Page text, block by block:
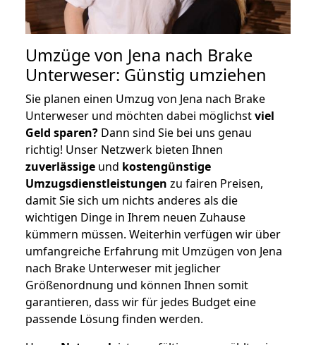
Umzüge von Jena nach Brake
Unterweser: Günstig umziehen
Sie planen einen Umzug von Jena nach Brake
Unterweser und möchten dabei möglichstviel
Geld sparen? Dann sind Sie bei uns genau
richtig! Unser Netzwerk bieten Ihnen
zuverlässige und kostengünstige
Umzugsdienstleistungen zu fairen Preisen,
damit Sie sich um nichts anderes als die
wichtigen Dinge in Ihrem neuen Zuhause
kümmern müssen. Weiterhin verfügen wir über
umfangreiche Erfahrung mit Umzügen von Jena
nach Brake Unterweser mit jeglicher
Größenordnung und können Ihnen somit
garantieren, dass wir für jedes Budget eine
passende Lösung finden werden.